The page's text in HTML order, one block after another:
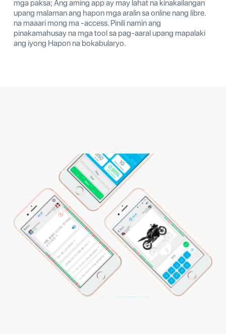
mga paksa; Ang aming app ay may lahat na kinakailangan
upang malaman ang hapon mga aralin sa online nang libre.
na maaari mong ma -access. Pinili namin ang
pinakamahusay na mga tool sa pag-aaral upang mapalaki
ang iyong Hapon na bokabularyo.